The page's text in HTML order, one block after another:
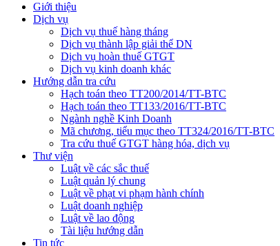
Giới thiệu
Dịch vụ
Dịch vụ thuế hàng tháng
Dịch vụ thành lập giải thể DN
Dịch vụ hoàn thuế GTGT
Dịch vụ kinh doanh khác
Hướng dẫn tra cứu
Hạch toán theo TT200/2014/TT-BTC
Hạch toán theo TT133/2016/TT-BTC
Ngành nghề Kinh Doanh
Mã chương, tiểu mục theo TT324/2016/TT-BTC
Tra cứu thuế GTGT hàng hóa, dịch vụ
Thư viện
Luật về các sắc thuế
Luật quản lý chung
Luật về phạt vi phạm hành chính
Luật doanh nghiệp
Luật về lao động
Tài liệu hướng dẫn
Tin tức